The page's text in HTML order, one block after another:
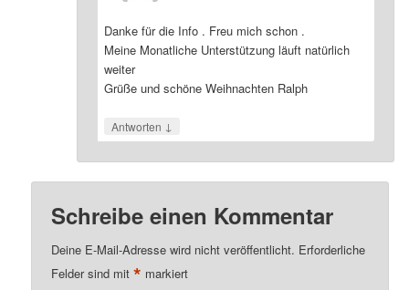
Danke für die Info . Freu mich schon .
Meine Monatliche Unterstützung läuft natürlich
weiter
Grüße und schöne Weihnachten Ralph
Antworten ↓
Schreibe einen Kommentar
Deine E-Mail-Adresse wird nicht veröffentlicht. Erforderliche
Felder sind mit* markiert